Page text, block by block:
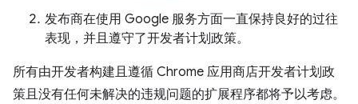
发布商在使用 Google 服务方面一直保持良好的过往
表现，并且遵守了开发者计划政策。
所有由开发者构建且遵循 Chrome 应用商店开发者计划政
策且没有任何未解决的违规问题的扩展程序都将予以考虑。